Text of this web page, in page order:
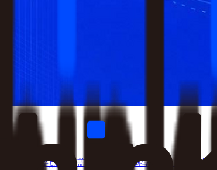
大核心要点，涵盖业务定位、科学选型、能力边